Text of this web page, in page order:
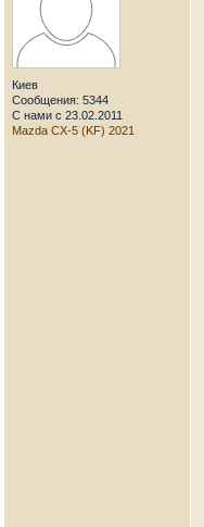
Киев
Сообщения: 5344
С нами с 23.02.2011
Mazda CX-5 (KF) 2021